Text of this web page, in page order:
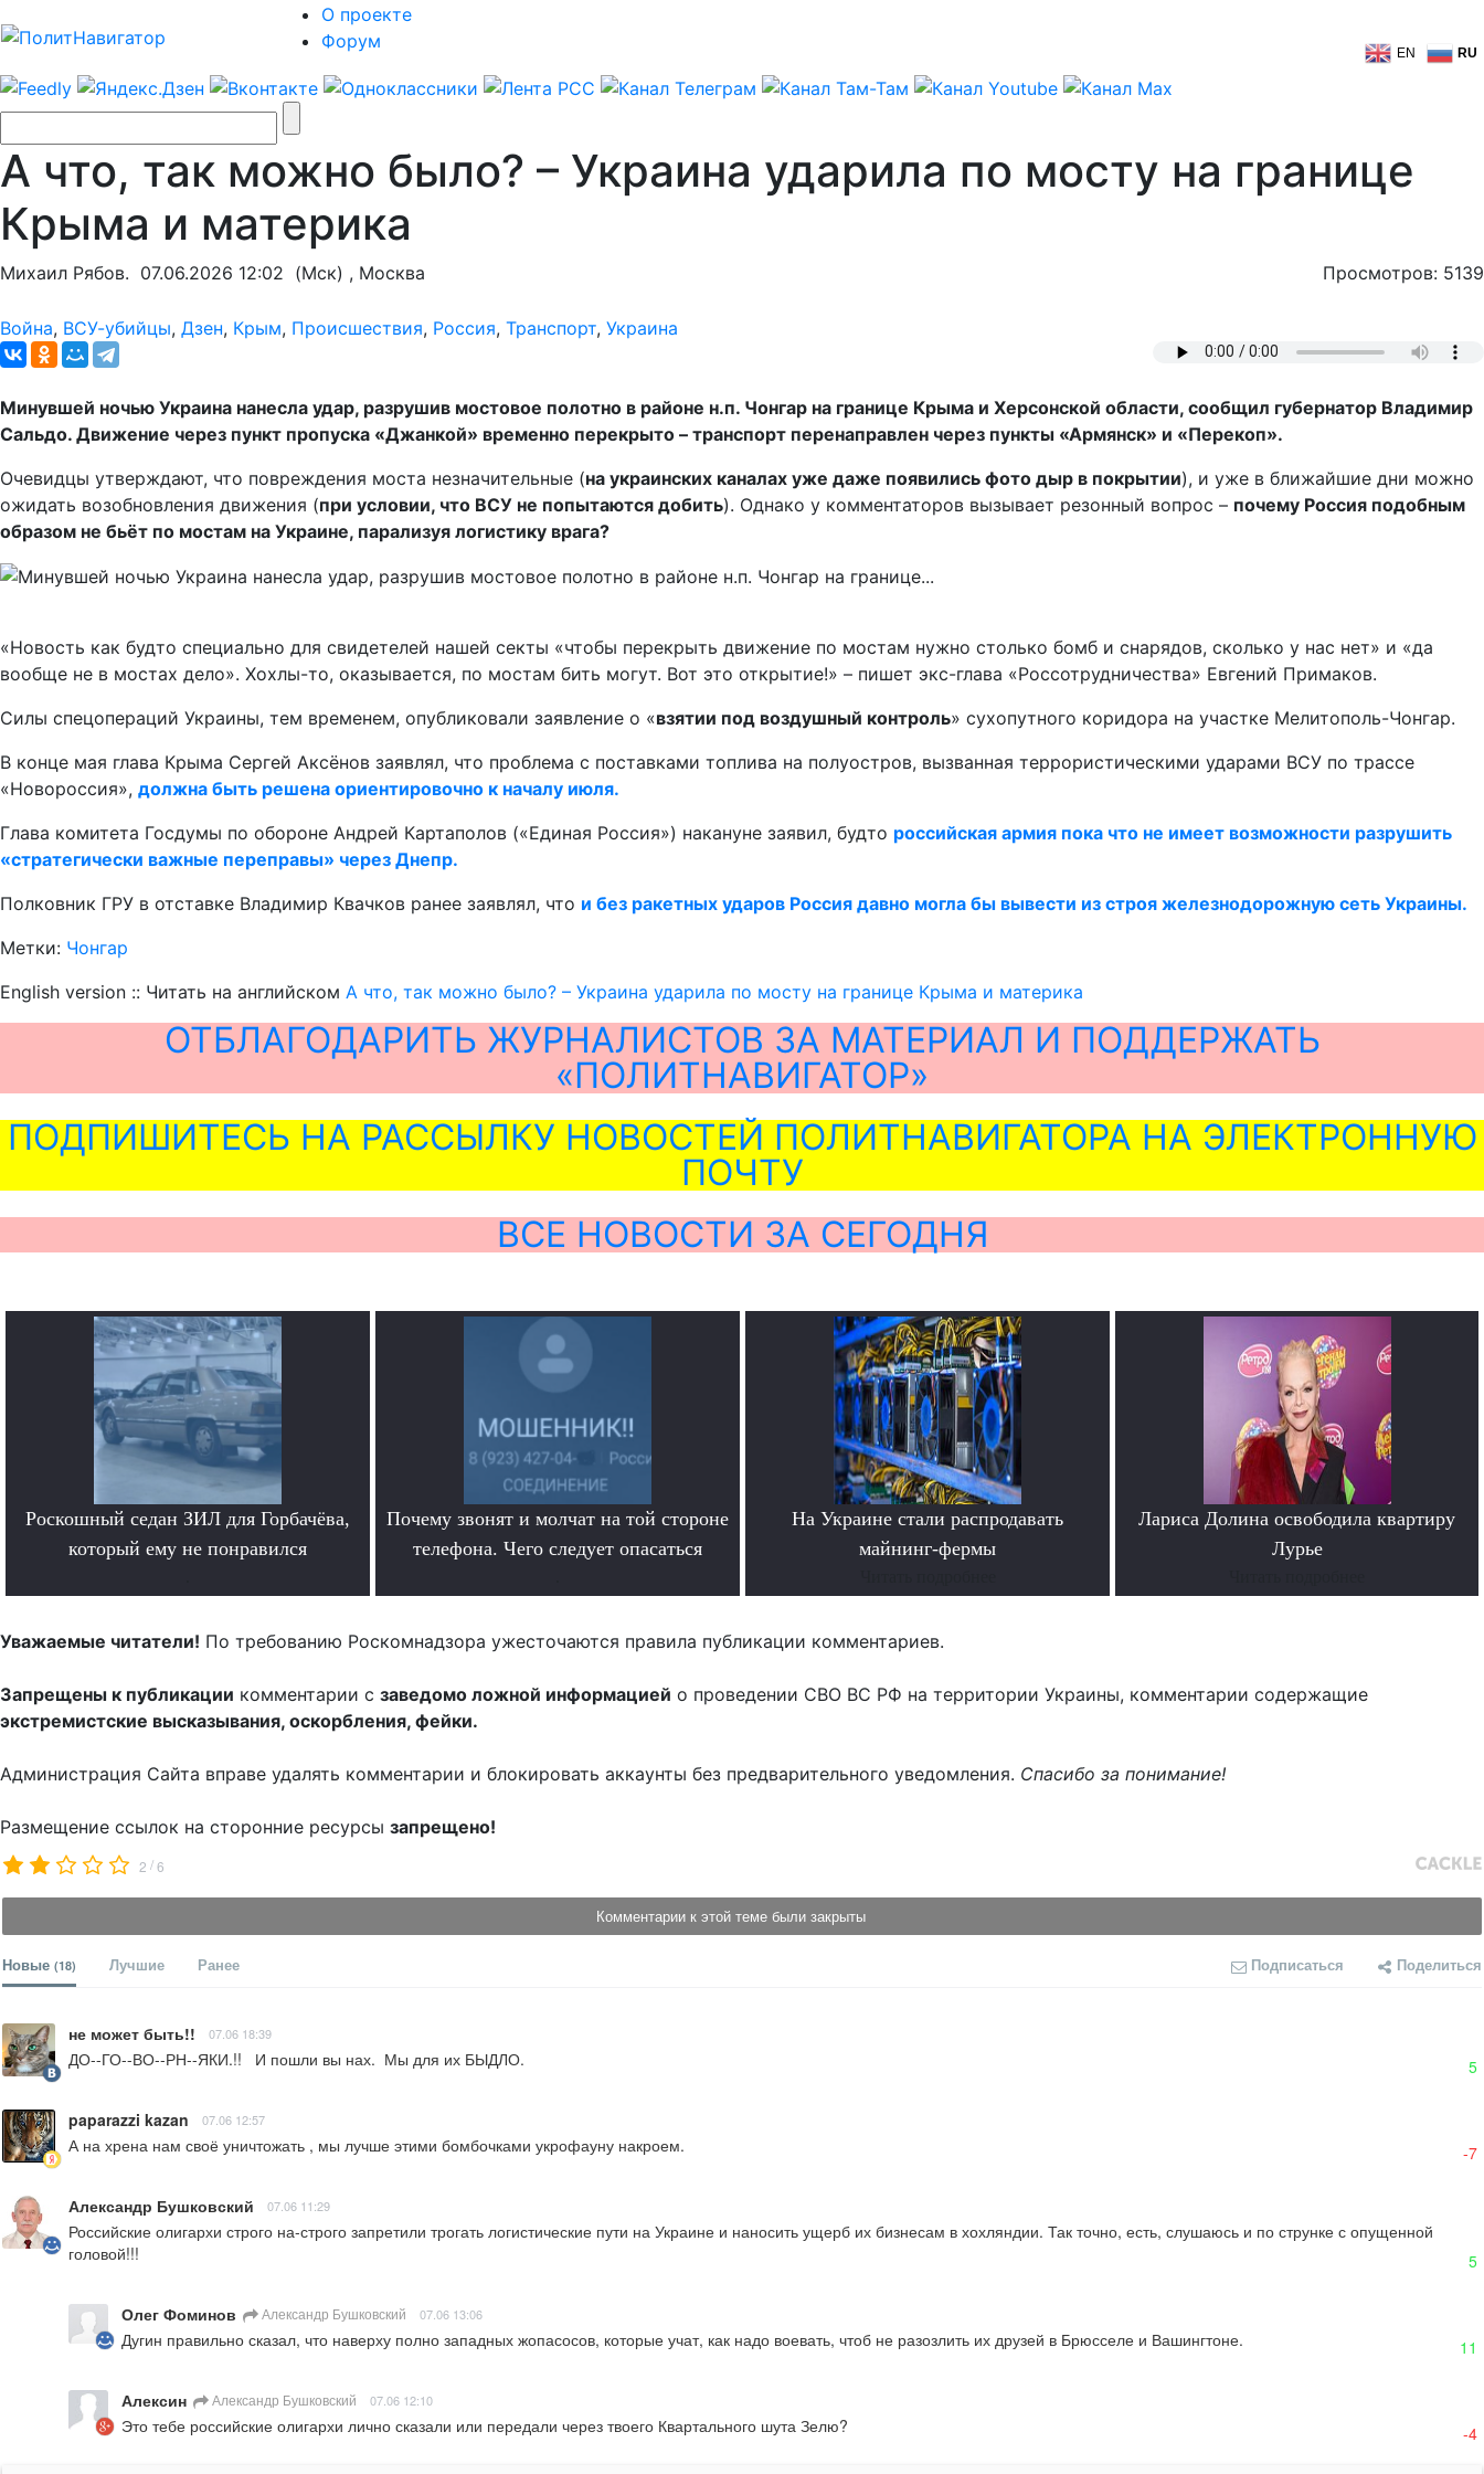
О проекте
Форум
EN RU
А что, так можно было? – Украина ударила по мосту на границе
Крыма и материка
Михаил Рябов. 07.06.2026 12:02 (Мск) , Москва Просмотров: 5139
Война, ВСУ-убийцы, Дзен, Крым, Происшествия, Россия, Транспорт, Украина
Минувшей ночью Украина нанесла удар, разрушив мостовое полотно в районе н.п. Чонгар на границе Крыма и Херсонской области, сообщил губернатор Владимир
Сальдо. Движение через пункт пропуска «Джанкой» временно перекрыто – транспорт перенаправлен через пункты «Армянск» и «Перекоп».
Очевидцы утверждают, что повреждения моста незначительные (на украинских каналах уже даже появились фото дыр в покрытии), и уже в ближайшие дни можно
ожидать возобновления движения (при условии, что ВСУ не попытаются добить). Однако у комментаторов вызывает резонный вопрос – почему Россия подобным
образом не бьёт по мостам на Украине, парализуя логистику врага?
«Новость как будто специально для свидетелей нашей секты «чтобы перекрыть движение по мостам нужно столько бомб и снарядов, сколько у нас нет» и «да
вообще не в мостах дело». Хохлы-то, оказывается, по мостам бить могут. Вот это открытие!» – пишет экс-глава «Россотрудничества» Евгений Примаков.
Силы спецопераций Украины, тем временем, опубликовали заявление о «взятии под воздушный контроль» сухопутного коридора на участке Мелитополь-Чонгар.
В конце мая глава Крыма Сергей Аксёнов заявлял, что проблема с поставками топлива на полуостров, вызванная террористическими ударами ВСУ по трассе
«Новороссия», должна быть решена ориентировочно к началу июля.
Глава комитета Госдумы по обороне Андрей Картаполов («Единая Россия») накануне заявил, будто российская армия пока что не имеет возможности разрушить
«стратегически важные переправы» через Днепр.
Полковник ГРУ в отставке Владимир Квачков ранее заявлял, что и без ракетных ударов Россия давно могла бы вывести из строя железнодорожную сеть Украины.
Метки: Чонгар
English version :: Читать на английском А что, так можно было? – Украина ударила по мосту на границе Крыма и материка
ОТБЛАГОДАРИТЬ ЖУРНАЛИСТОВ ЗА МАТЕРИАЛ И ПОДДЕРЖАТЬ
«ПОЛИТНАВИГАТОР»
ПОДПИШИТЕСЬ НА РАССЫЛКУ НОВОСТЕЙ ПОЛИТНАВИГАТОРА НА ЭЛЕКТРОННУЮ
ПОЧТУ
ВСЕ НОВОСТИ ЗА СЕГОДНЯ
Роскошный седан ЗИЛ для Горбачёва,
который ему не понравился
Почему звонят и молчат на той стороне
телефона. Чего следует опасаться
На Украине стали распродавать
майнинг-фермы
Лариса Долина освободила квартиру
Лурье
Уважаемые читатели! По требованию Роскомнадзора ужесточаются правила публикации комментариев.
Запрещены к публикации комментарии с заведомо ложной информацией о проведении СВО ВС РФ на территории Украины, комментарии содержащие
экстремистские высказывания, оскорбления, фейки.
Администрация Сайта вправе удалять комментарии и блокировать аккаунты без предварительного уведомления. Спасибо за понимание!
Размещение ссылок на сторонние ресурсы запрещено!
2 /6
Комментарии к этой теме были закрыты
Новые (18) Лучшие Ранее Подписаться Поделиться
не может быть!! 07.06 18:39
ДО--ГО--ВО--РН--ЯКИ.!!   И пошли вы нах.  Мы для их БЫДЛО. 5
paparazzi kazan 07.06 12:57
А на хрена нам своё уничтожать , мы лучше этими бомбочками укрофауну накроем. -7
Александр Бушковский 07.06 11:29
Российские олигархи строго на-строго запретили трогать логистические пути на Украине и наносить ущерб их бизнесам в хохляндии. Так точно, есть, слушаюсь и по струнке с опущенной
головой!!!
5
Олег Фоминов Александр Бушковский 07.06 13:06
Дугин правильно сказал, что наверху полно западных жопасосов, которые учат, как надо воевать, чтоб не разозлить их друзей в Брюсселе и Вашингтоне. 11
Алексин Александр Бушковский 07.06 12:10
Это тебе российские олигархи лично сказали или передали через твоего Квартального шута Зелю? -4